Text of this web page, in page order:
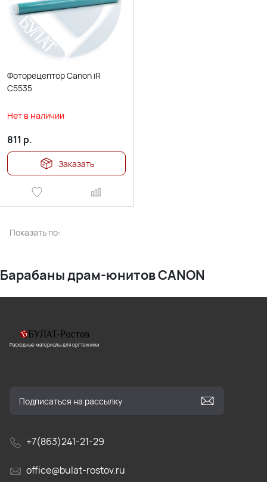
Фоторецептор Canon iR
C5535
Нет в наличии
811 р.
Заказать
Показать по:
Барабаны драм-юнитов CANON
Расходные материалы для оргтехники
+7(863)241-21-29
office@bulat-rostov.ru